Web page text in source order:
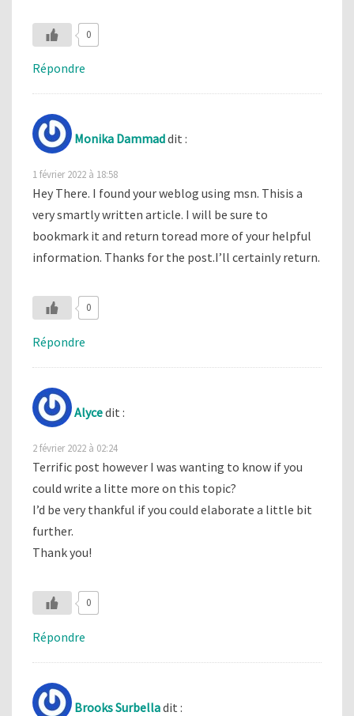
0
Répondre
Monika Dammaddit :
1 février 2022 à 18:58
Hey There. I found your weblog using msn. Thisis a
very smartly written article. I will be sure to
bookmark it and return toread more of your helpful
information. Thanks for the post.I’ll certainly return.
0
Répondre
Alycedit :
2 février 2022 à 02:24
Terrific post however I was wanting to know if you
could write a litte more on this topic?
I’d be very thankful if you could elaborate a little bit
further.
Thank you!
0
Répondre
Brooks Surbelladit :